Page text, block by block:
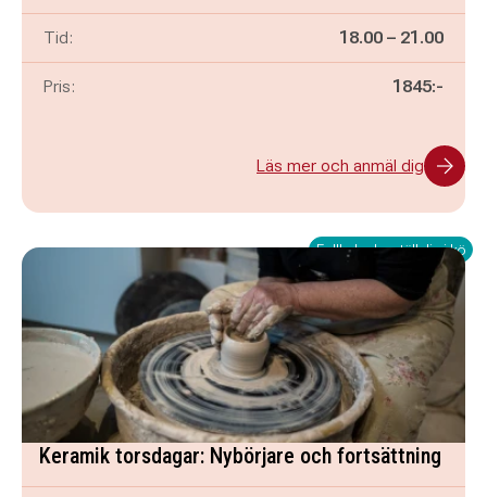
Tid: Pågår mellan
18.00 – och
21.00
Pris: 1845:-
Läs mer och anmäl dig
Fullbokad – ställ dig i kö
Keramik torsdagar: Nybörjare och fortsättning